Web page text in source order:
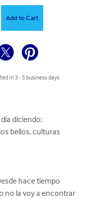
Add to Cart
in 3 - 5 business days
diciendo:
bellos, culturas
hace tiempo
no la voy a encontrar